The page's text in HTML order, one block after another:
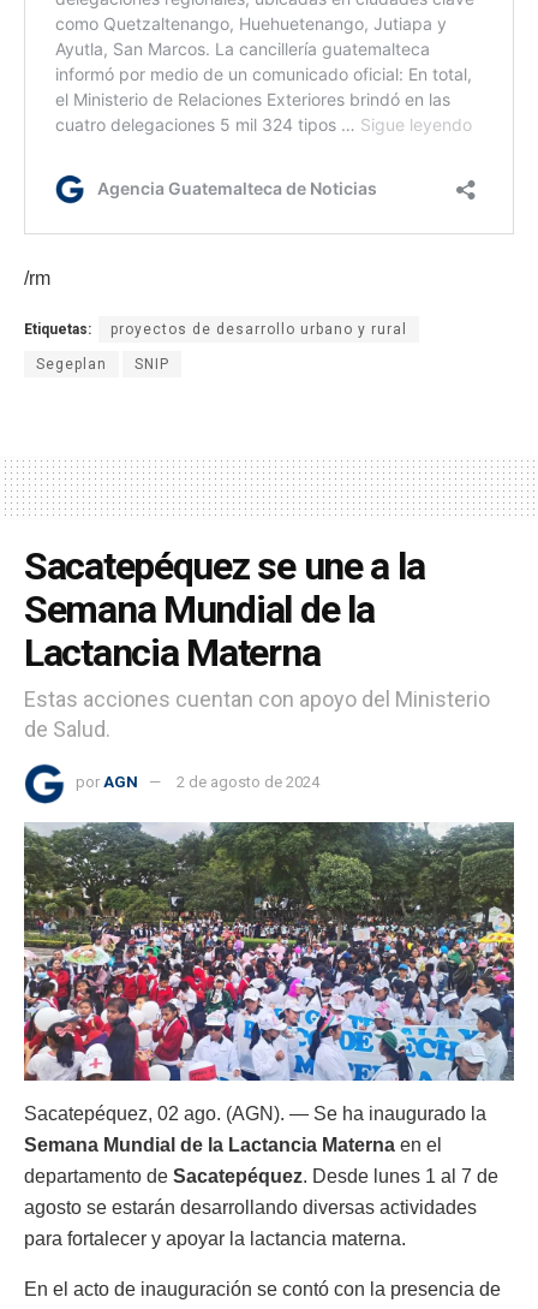
/rm
Etiquetas: proyectos de desarrollo urbano y rural
Segeplan SNIP
Sacatepéquez se une a la
Semana Mundial de la
Lactancia Materna
Estas acciones cuentan con apoyo del Ministerio
de Salud.
por AGN 2 de agosto de 2024
Sacatepéquez, 02 ago. (AGN). — Se ha inaugurado la
Semana Mundial de la Lactancia Materna en el
departamento de Sacatepéquez. Desde lunes 1 al 7 de
agosto se estarán desarrollando diversas actividades
para fortalecer y apoyar la lactancia materna.
En el acto de inauguración se contó con la presencia de